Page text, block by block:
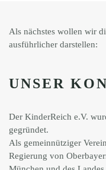
Als nächstes wollen wir
ausführlicher darstellen:
UNSER
Der KinderReich e.V.
gegründet.
Als gemeinnütziger
Regierung von